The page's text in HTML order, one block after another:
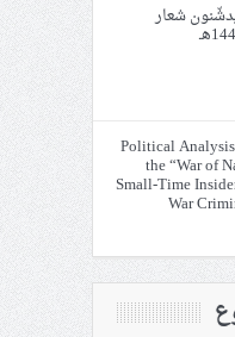
شعار
Political
the “War of
Small-Time
War